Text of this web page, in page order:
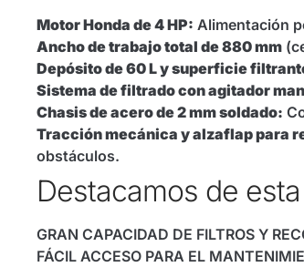
Motor Honda de 4 HP: Alimentación
Ancho de trabajo total de 880 mm
Depósito de 60 L y superficie
Sistema de filtrado con agitador
Chasis de acero de 2 mm soldado:
Tracción mecánica y alzaflap para
obstáculos.
Destacamos de
GRAN CAPACIDAD DE FILTROS Y
FÁCIL ACCESO PARA EL